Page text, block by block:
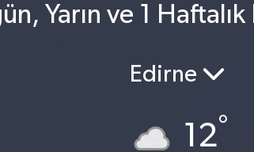
Yarın ve 1
Edirne
12°